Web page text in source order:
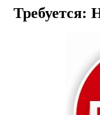
Требуется: